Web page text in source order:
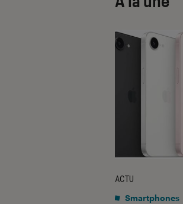
ACTU
Smartphones